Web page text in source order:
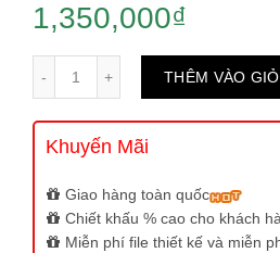
1,350,000₫
THÊM VÀO
Khuyến Mãi
Giao hàng toàn quốc
Chiết khấu % cao cho khách
Miễn phí file thiết kế và miễn